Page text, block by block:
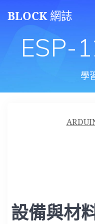
BLOCK網誌
ESP-
學
設備與材